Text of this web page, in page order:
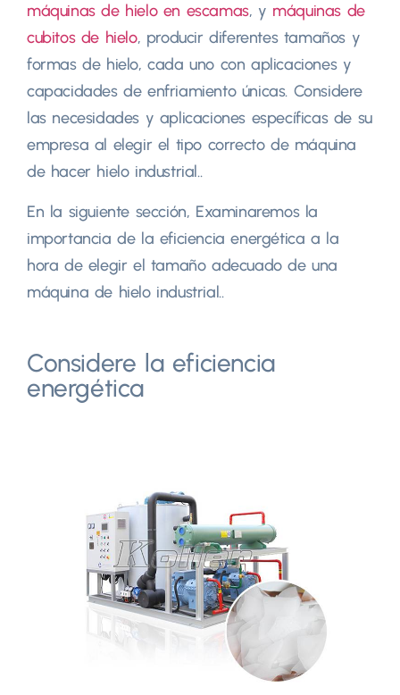
máquinas de hielo en escamas, y máquinas de
cubitos de hielo, producir diferentes tamaños y
formas de hielo, cada uno con aplicaciones y
capacidades de enfriamiento únicas. Considere
las necesidades y aplicaciones específicas de su
empresa al elegir el tipo correcto de máquina
de hacer hielo industrial..
En la siguiente sección, Examinaremos la
importancia de la eficiencia energética a la
hora de elegir el tamaño adecuado de una
máquina de hielo industrial..
Considere la eficiencia
energética